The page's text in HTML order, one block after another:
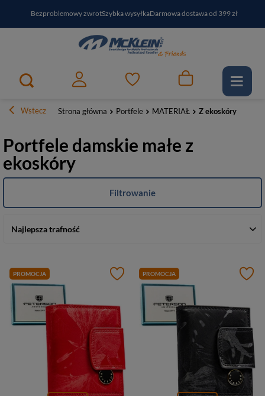
Bezproblemowy zwrotSzybka wysyłkaDarmowa dostawa od 399 zł
PayPo - kup i zapłać za30 dniZapisz się do newslettera i odbierz RABAT
Wstecz Strona główna Portfele MATERIAŁ Z ekoskóry
Portfele damskie małe z
ekoskóry
Najlepsza trafność
Filtrowanie
PROMOCJA PROMOCJA